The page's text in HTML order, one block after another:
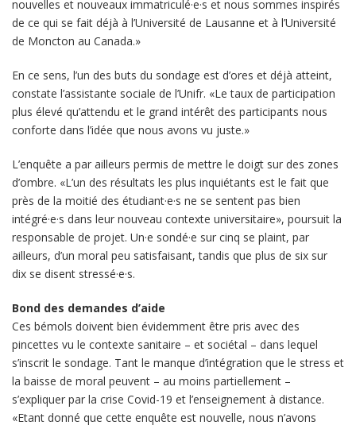
nouvelles et nouveaux immatriculé·e·s et nous sommes inspirés
de ce qui se fait déjà à l’Université de Lausanne et à l’Université
de Moncton au Canada.»
En ce sens, l’un des buts du sondage est d’ores et déjà atteint,
constate l’assistante sociale de l’Unifr. «Le taux de participation
plus élevé qu’attendu et le grand intérêt des participants nous
conforte dans l’idée que nous avons vu juste.»
L’enquête a par ailleurs permis de mettre le doigt sur des zones
d’ombre. «L’un des résultats les plus inquiétants est le fait que
près de la moitié des étudiant·e·s ne se sentent pas bien
intégré·e·s dans leur nouveau contexte universitaire», poursuit la
responsable de projet. Un·e sondé·e sur cinq se plaint, par
ailleurs, d’un moral peu satisfaisant, tandis que plus de six sur
dix se disent stressé·e·s.
Bond des demandes d’aide
Ces bémols doivent bien évidemment être pris avec des
pincettes vu le contexte sanitaire – et sociétal – dans lequel
s’inscrit le sondage. Tant le manque d’intégration que le stress et
la baisse de moral peuvent – au moins partiellement –
s’expliquer par la crise Covid-19 et l’enseignement à distance.
«Etant donné que cette enquête est nouvelle, nous n’avons